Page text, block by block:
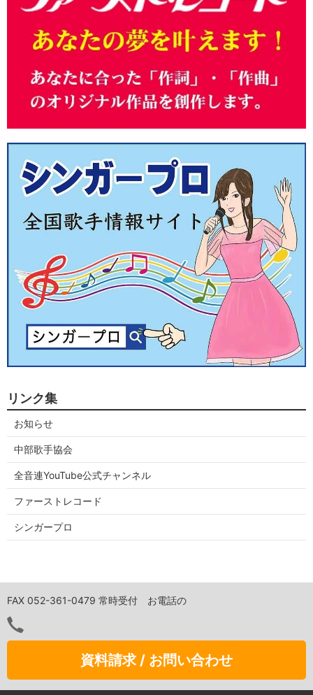
リンク集
お知らせ
中部歌手協会
全音連YouTube公式チャンネル
ファーストレコード
シンガープロ
FAX 052-361-0479 常時受付 お電話の
資料請求 / お問い合わせ